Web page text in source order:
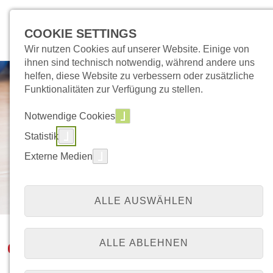
Gesundheits- und Präventionskurse
COOKIE SETTINGS
Wir nutzen Cookies auf unserer Website. Einige von
ihnen sind technisch notwendig, während andere uns
helfen, diese Website zu verbessern oder zusätzliche
Funktionalitäten zur Verfügung zu stellen.
Notwendige Cookies
Statistik
Externe Medien
ALLE AUSWÄHLEN
ALLE ABLEHNEN